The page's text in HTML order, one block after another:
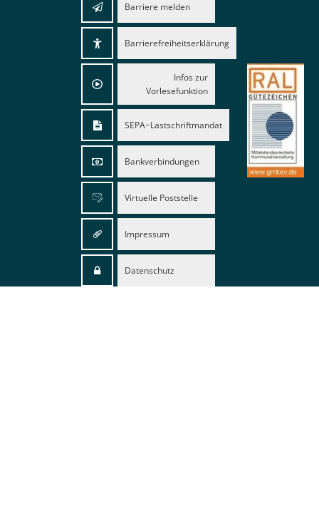
Barriere melden
Barrierefreiheitserklärung
Infos zur
Vorlesefunktion
SEPA−Lastschriftmandat
Bankverbindungen
Virtuelle Poststelle
Impressum
Datenschutz